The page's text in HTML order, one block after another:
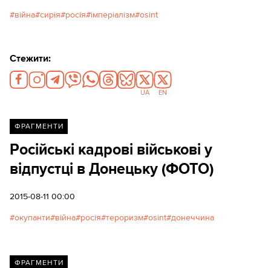
війна сирія росія імперіалізм osint
Стежити:
UA EN
ФРАГМЕНТИ
Російські кадрові військові у
відпустці в Донецьку (ФОТО)
2015-08-11 00:00
окупанти війна росія тероризм osint донеччина
ФРАГМЕНТИ